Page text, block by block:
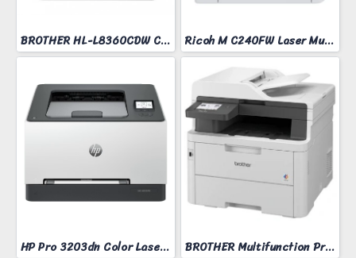
BROTHER HL-L8360CDW COLOR LASER PRINTER Ricoh M C240FW Laser Multifunction Printer
HP Pro 3203dn Color Laser Printer BROTHER Multifunction Printer Model MFC-L3760CDW